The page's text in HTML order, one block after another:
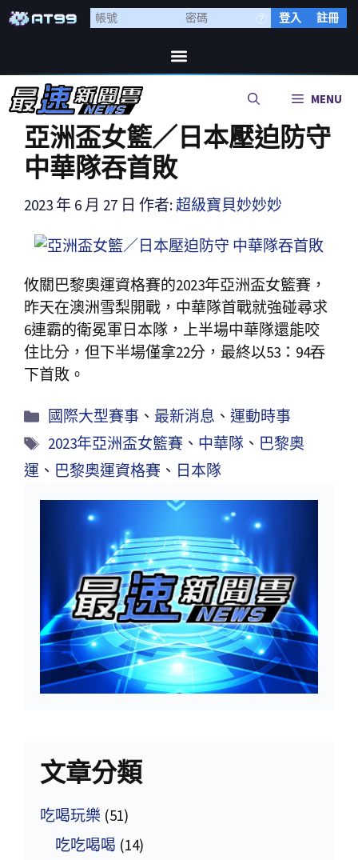
登入 註冊
MENU
亞洲盃女籃／日本壓迫防守
中華隊吞首敗
2023 年 6 月 27 日 作者: 超級寶貝妙妙妙
攸關巴黎奧運資格賽的2023年亞洲盃女籃賽，
昨天在澳洲雪梨開戰，中華隊首戰就強碰尋求
6連霸的衛冕軍日本隊，上半場中華隊還能咬
住比分，但下半場僅拿22分，最終以53：94吞
下首敗。
國際大型賽事 、最新消息 、運動時事
2023年亞洲盃女籃賽 、 中華隊 、 巴黎奧
運 、 巴黎奧運資格賽 、 日本隊
文章分類
吃喝玩樂 (51)
吃吃喝喝 (14)